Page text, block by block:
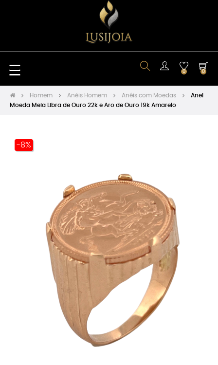
Toggle
navigation
☰ 0 0
Homem Anéis Homem Anéis com Moedas
Anel
Moeda Meia Libra de Ouro 22k e Aro de Ouro 19k Amarelo
-8%